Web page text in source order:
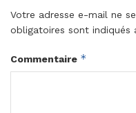
Votre adresse e-mail ne
obligatoires sont indiqués
Commentaire *